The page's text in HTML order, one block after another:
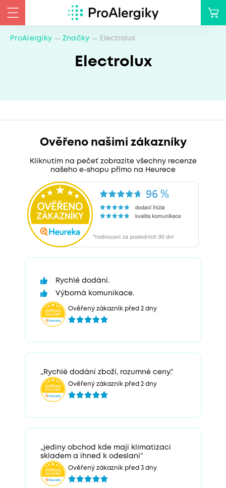
ProAlergiky Značky Electrolux
Electrolux
Ověřeno našimi zákazníky
Kliknutím na pečeť zobrazíte všechny recenze
našeho e-shopu přímo na Heurece
Rychlé dodání.
Výborná komunikace.
Ověřený zákazník před 2 dny
„Rychlé dodání zboží, rozumné ceny.“
Ověřený zákazník před 2 dny
„jediny obchod kde maji klimatizaci
skladem a ihned k odeslani“
Ověřený zákazník před 3 dny